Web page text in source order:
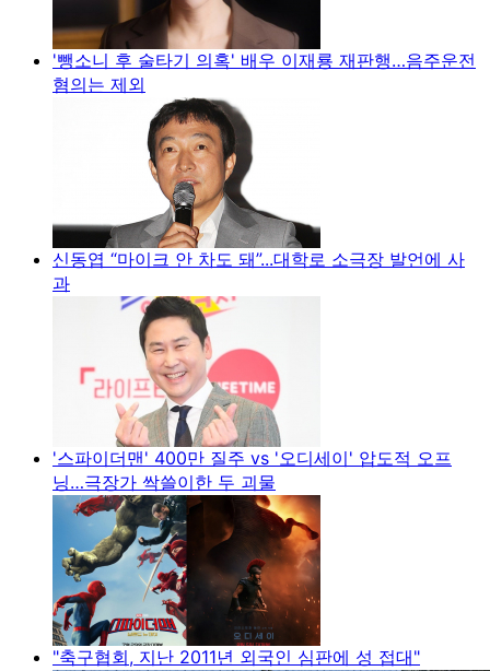
'뺑소니 후 술타기 의혹' 배우 이재룡 재판행…음주운전
혐의는 제외
신동엽 “마이크 안 차도 돼”...대학로 소극장 발언에 사
과
'스파이더맨' 400만 질주 vs '오디세이' 압도적 오프
닝…극장가 싹쓸이한 두 괴물
"축구협회, 지난 2011년 외국인 심판에 성 접대"